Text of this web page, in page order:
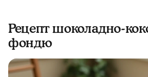
Рецепт шоколадно-
фондю